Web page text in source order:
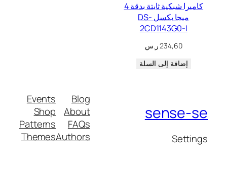
كاميرا شبكية ثابتة بدقة 4
ميجا بكسل DS-
2CD1143G0-I
234,60ر.س
إضافة إلى السلة
sense-se
Settings
Blog
About
FAQs
Authors
Events
Shop
Patterns
Themes